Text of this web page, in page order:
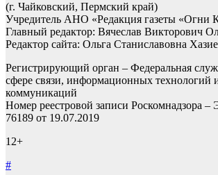
(г. Чайковский, Пермский край)
Учредитель АНО «Редакция газеты «Огни
Главный редактор: Вячеслав Викторович
Редактор сайта: Ольга Станиславовна
Регистрирующий орган – Федеральная
сфере связи, информационных технологий
коммуникаций
Номер реестровой записи
76189 от 19.07.2019
12+
#